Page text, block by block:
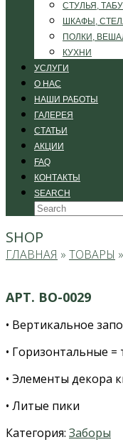
СТУЛЬЯ,
ШКАФЫ,
ПОЛКИ,
КУХНИ
УСЛУГИ
О НАС
НАШИ РАБОТЫ
ГАЛЕРЕЯ
СТАТЬИ
АКЦИИ
FAQ
КОНТАКТЫ
SEARCH
Search
SHOP
ГЛАВНАЯ » ТОВАРЫ »
АРТ. ВО-0029
• Вертикальное
• Горизонтальные =
• Элементы декора
• Литые пики
Категория: Заборы